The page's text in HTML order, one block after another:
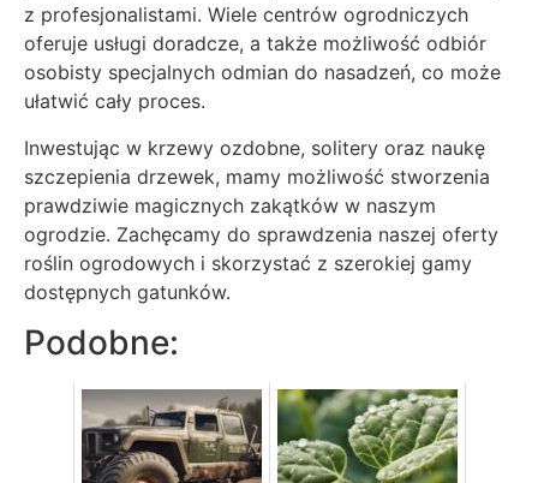
z profesjonalistami. Wiele centrów ogrodniczych
oferuje usługi doradcze, a także możliwość odbiór
osobisty specjalnych odmian do nasadzeń, co może
ułatwić cały proces.
Inwestując w krzewy ozdobne, solitery oraz naukę
szczepienia drzewek, mamy możliwość stworzenia
prawdziwie magicznych zakątków w naszym
ogrodzie. Zachęcamy do sprawdzenia naszej oferty
roślin ogrodowych i skorzystać z szerokiej gamy
dostępnych gatunków.
Podobne: